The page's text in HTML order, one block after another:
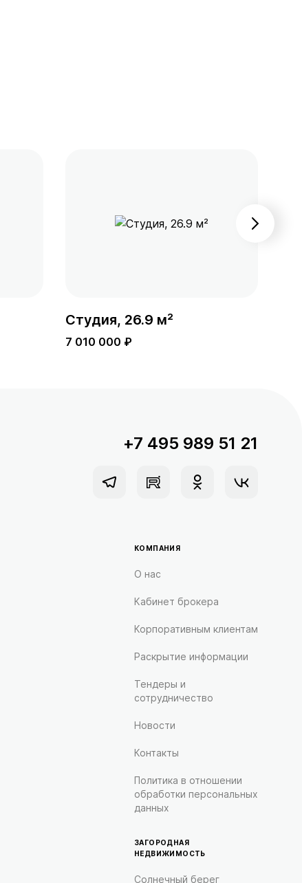
Студия, 26.9 м²
7 010 000 ₽
+7 495 989 51 21
КОМПАНИЯ
О нас
Кабинет брокера
Корпоративным клиентам
Раскрытие информации
Тендеры и
сотрудничество
Новости
Контакты
Политика в отношении
обработки персональных
данных
ЗАГОРОДНАЯ
НЕДВИЖИМОСТЬ
Солнечный берег